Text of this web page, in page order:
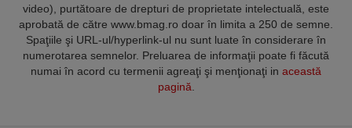
video), purtătoare de drepturi de proprietate intelectuală, este
aprobată de către www.bmag.ro doar în limita a 250 de semne.
Spaţiile şi URL-ul/hyperlink-ul nu sunt luate în considerare în
numerotarea semnelor. Preluarea de informaţii poate fi făcută
numai în acord cu termenii agreaţi şi menţionaţi in această
pagină